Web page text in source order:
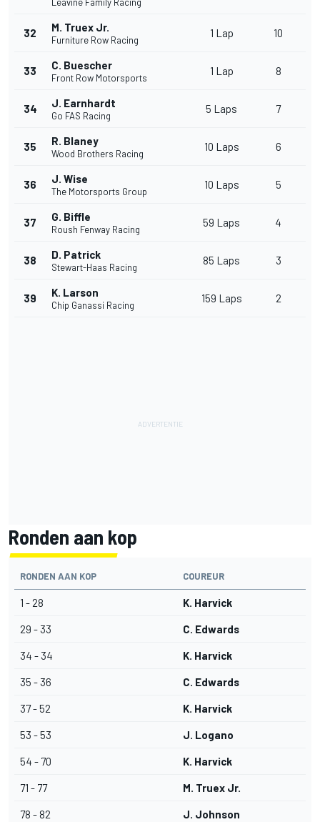
32 M. Truex Jr.
Furniture Row Racing
1 Lap 10
33 C. Buescher
Front Row Motorsports
1 Lap 8
34 J. Earnhardt
Go FAS Racing
5 Laps 7
35 R. Blaney
Wood Brothers Racing
10 Laps 6
36 J. Wise
The Motorsports Group
10 Laps 5
37 G. Biffle
Roush Fenway Racing
59 Laps 4
38 D. Patrick
Stewart-Haas Racing
85 Laps 3
39 K. Larson
Chip Ganassi Racing
159 Laps 2
Ronden aan kop
RONDEN AAN KOP COUREUR
1 - 28 K. Harvick
29 - 33 C. Edwards
34 - 34 K. Harvick
35 - 36 C. Edwards
37 - 52 K. Harvick
53 - 53 J. Logano
54 - 70 K. Harvick
71 - 77 M. Truex Jr.
78 - 82 J. Johnson